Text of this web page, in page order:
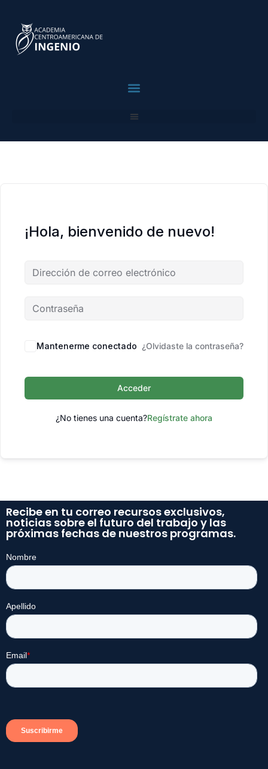
¡Hola, bienvenido de nuevo!
Mantenerme conectado ¿Olvidaste la contraseña?
Acceder
¿No tienes una cuenta?Regístrate ahora
Recibe en tu correo recursos exclusivos,
noticias sobre el futuro del trabajo y las
próximas fechas de nuestros programas.